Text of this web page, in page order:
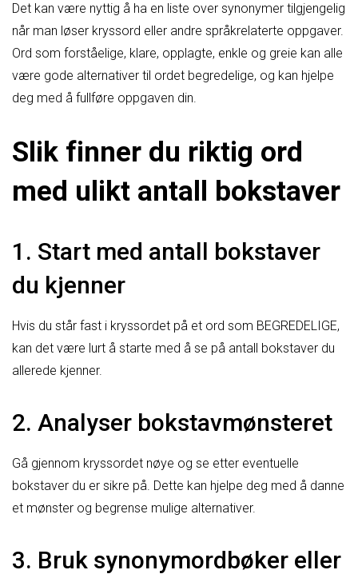
Det kan være nyttig å ha en liste over synonymer tilgjengelig
når man løser kryssord eller andre språkrelaterte oppgaver.
Ord som forståelige, klare, opplagte, enkle og greie kan alle
være gode alternativer til ordet begredelige, og kan hjelpe
deg med å fullføre oppgaven din.
Slik finner du riktig ord
med ulikt antall bokstaver
1. Start med antall bokstaver
du kjenner
Hvis du står fast i kryssordet på et ord som BEGREDELIGE,
kan det være lurt å starte med å se på antall bokstaver du
allerede kjenner.
2. Analyser bokstavmønsteret
Gå gjennom kryssordet nøye og se etter eventuelle
bokstaver du er sikre på. Dette kan hjelpe deg med å danne
et mønster og begrense mulige alternativer.
3. Bruk synonymordbøker eller